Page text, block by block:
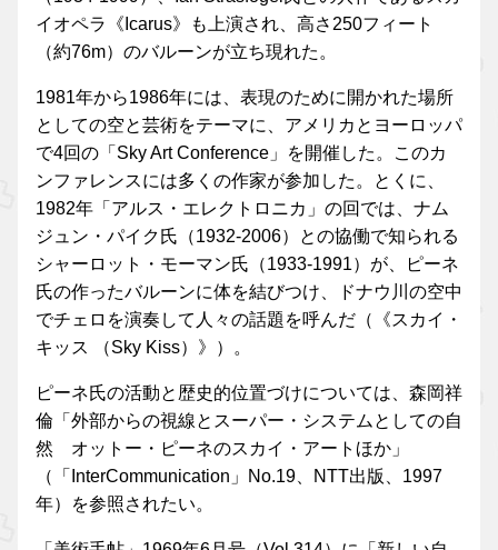
イオペラ《Icarus》も上演され、高さ250フィート
（約76m）のバルーンが立ち現れた。
1981年から1986年には、表現のために開かれた場所
としての空と芸術をテーマに、アメリカとヨーロッパ
で4回の「Sky Art Conference」を開催した。このカ
ンファレンスには多くの作家が参加した。とくに、
1982年「アルス・エレクトロニカ」の回では、ナム
ジュン・パイク氏（1932-2006）との協働で知られる
シャーロット・モーマン氏（1933-1991）が、ピーネ
氏の作ったバルーンに体を結びつけ、ドナウ川の空中
でチェロを演奏して人々の話題を呼んだ（《スカイ・
キッス （Sky Kiss）》）。
ピーネ氏の活動と歴史的位置づけについては、森岡祥
倫「外部からの視線とスーパー・システムとしての自
然 オットー・ピーネのスカイ・アートほか」
（「InterCommunication」No.19、NTT出版、1997
年）を参照されたい。